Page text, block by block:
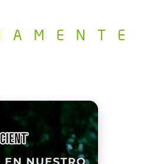
A M E N T E